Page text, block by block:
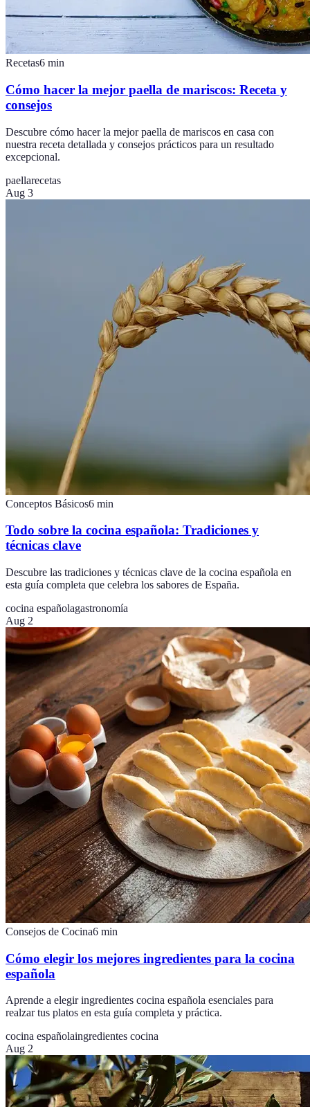
Recetas6 min
Cómo hacer la mejor paella de mariscos: Receta y
consejos
Descubre cómo hacer la mejor paella de mariscos en casa con
nuestra receta detallada y consejos prácticos para un resultado
excepcional.
paellarecetas
Aug 3
Conceptos Básicos6 min
Todo sobre la cocina española: Tradiciones y
técnicas clave
Descubre las tradiciones y técnicas clave de la cocina española en
esta guía completa que celebra los sabores de España.
cocina españolagastronomía
Aug 2
Consejos de Cocina6 min
Cómo elegir los mejores ingredientes para la cocina
española
Aprende a elegir ingredientes cocina española esenciales para
realzar tus platos en esta guía completa y práctica.
cocina españolaingredientes cocina
Aug 2